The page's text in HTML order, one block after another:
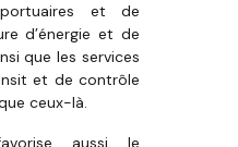
et de
d’énergie et de
que les services
et de contrôle
ceux-là.
aussi le